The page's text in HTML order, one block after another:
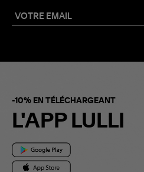
-10% EN TÉLÉCHARGEANT
L'APP LULLI